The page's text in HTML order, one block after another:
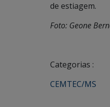
de estiagem.
Foto: Geone
Categorias :
CEMTEC/MS